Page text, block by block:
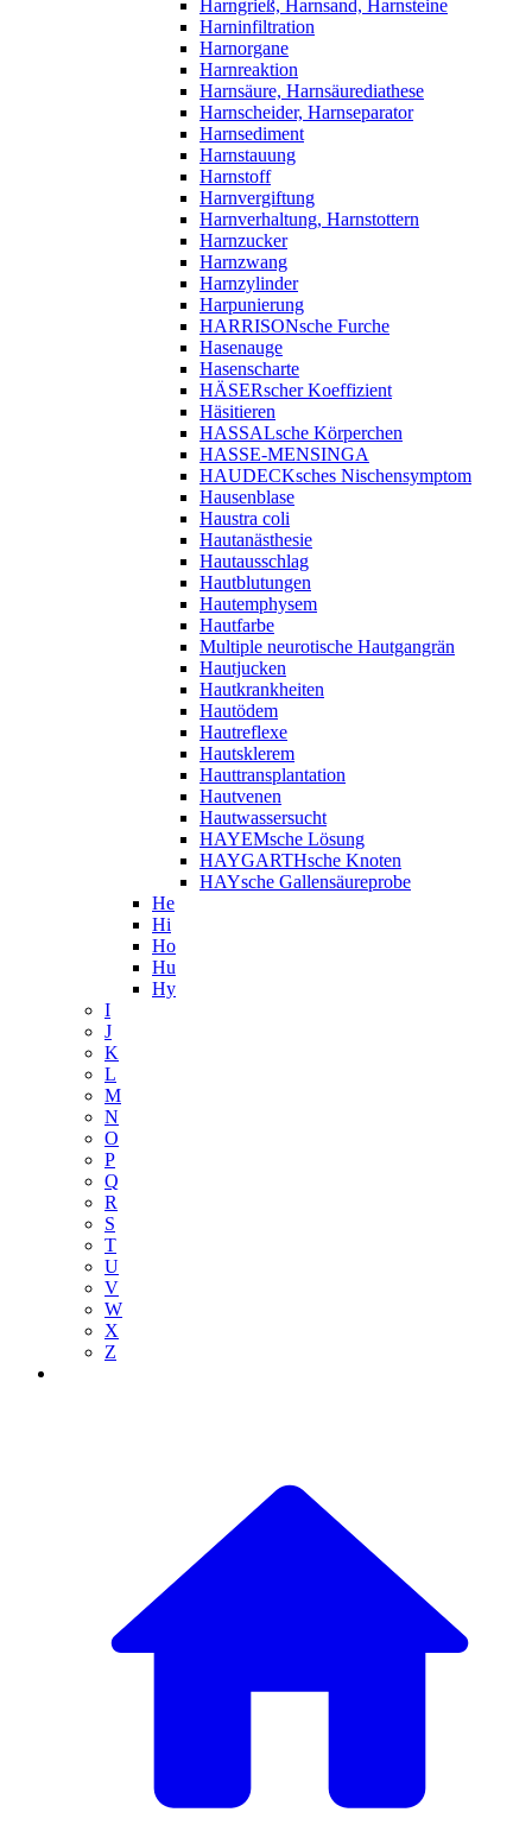
Harngrieß, Harnsand, Harnsteine
Harninfiltration
Harnorgane
Harnreaktion
Harnsäure, Harnsäurediathese
Harnscheider, Harnseparator
Harnsediment
Harnstauung
Harnstoff
Harnvergiftung
Harnverhaltung, Harnstottern
Harnzucker
Harnzwang
Harnzylinder
Harpunierung
HARRISONsche Furche
Hasenauge
Hasenscharte
HÄSERscher Koeffizient
Häsitieren
HASSALsche Körperchen
HASSE-MENSINGA
HAUDECKsches Nischensymptom
Hausenblase
Haustra coli
Hautanästhesie
Hautausschlag
Hautblutungen
Hautemphysem
Hautfarbe
Multiple neurotische Hautgangrän
Hautjucken
Hautkrankheiten
Hautödem
Hautreflexe
Hautsklerem
Hauttransplantation
Hautvenen
Hautwassersucht
HAYEMsche Lösung
HAYGARTHsche Knoten
HAYsche Gallensäureprobe
He
Hi
Ho
Hu
Hy
I
J
K
L
M
N
O
P
Q
R
S
T
U
V
W
X
Z